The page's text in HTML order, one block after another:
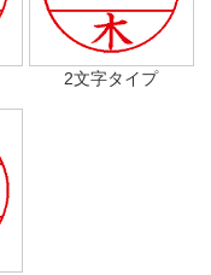
2文字タイプ